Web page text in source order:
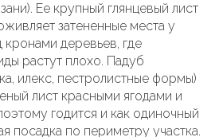
Ее крупный глянцевый лист
затененные места у
деревьев, где
растут плохо. Падуб
илекс, пестролистные формы)
лист красными ягодами и
годится и как одиночный
посадка по периметру участка.